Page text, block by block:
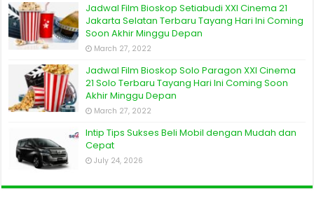
Jadwal Film Bioskop Setiabudi XXI Cinema 21
Jakarta Selatan Terbaru Tayang Hari Ini Coming
Soon Akhir Minggu Depan
March 27, 2022
Jadwal Film Bioskop Solo Paragon XXI Cinema
21 Solo Terbaru Tayang Hari Ini Coming Soon
Akhir Minggu Depan
March 27, 2022
Intip Tips Sukses Beli Mobil dengan Mudah dan
Cepat
July 24, 2026